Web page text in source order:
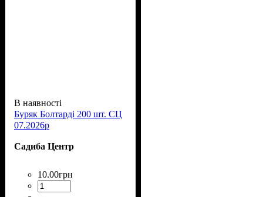
В наявності
Буряк Болтарді 200 шт. СЦ
07.2026р
Садиба Центр
10.00грн